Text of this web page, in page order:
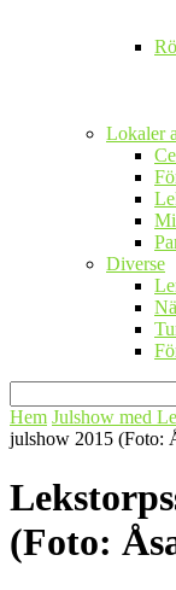
Lokaler
Diverse
Hem Julshow med
julshow 2015 (Foto:
(Foto: